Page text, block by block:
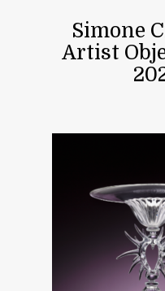
Simone
Artist